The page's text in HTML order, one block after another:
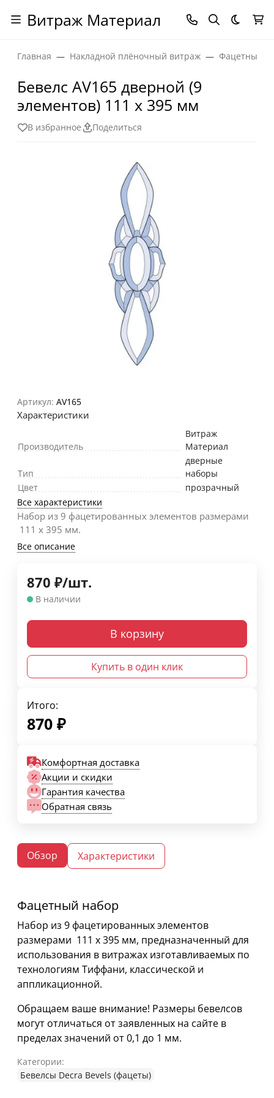
Витраж Материал Темная
Главная Накладной плёночный витраж Фацетные
Бевелс AV165 дверной (9
элементов) 111 х 395 мм
В избранное Поделиться
Артикул: AV165
Характеристики
Производитель
Витраж
Материал
Тип
дверные
наборы
Цвет
прозрачный
Все характеристики
Набор из 9 фацетированных элементов размерами
111 х 395 мм.
Все описание
870 ₽/шт.
В наличии
В корзину
Купить в один клик
Итого:
870 ₽
Комфортная доставка
Акции и скидки
Гарантия качества
Обратная связь
Обзор Характеристики
Фацетный набор
Набор из 9 фацетированных элементов
размерами 111 х 395 мм, предназначенный для
использования в витражах изготавливаемых по
технологиям Тиффани, классической и
аппликационной.
Обращаем ваше внимание! Размеры бевелсов
могут отличаться от заявленных на сайте в
пределах значений от 0,1 до 1 мм.
Категории:
Бевелсы Decra Bevels (фацеты)